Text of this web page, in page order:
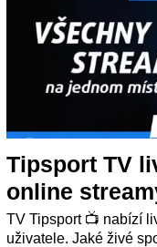
Tipsport TV
online
TV Tipsport 📺 nabízí
uživatele. Jaké živé